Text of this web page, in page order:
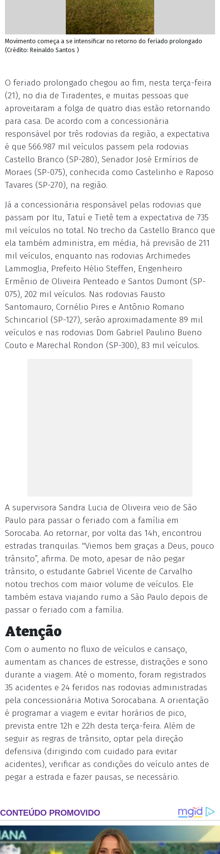
Movimento começa a se intensificar no retorno do feriado prolongado
(Crédito: Reinaldo Santos )
O feriado prolongado chegou ao fim, nesta terça-feira
(21), no dia de Tiradentes, e muitas pessoas que
aproveitaram a folga de quatro dias estão retornando
para casa. De acordo com a concessionária
responsável por três rodovias da região, a expectativa
é que 566.987 mil veículos passem pela rodovias
Castello Branco (SP-280), Senador José Ermírios de
Moraes (SP-075), conhecida como Castelinho e Raposo
Tavares (SP-270), na região.
Já a concessionária responsável pelas rodovias que
passam por Itu, Tatuí e Tietê tem a expectativa de 735
mil veículos no total. No trecho da Castello Branco que
ela também administra, em média, há previsão de 211
mil veículos, enquanto nas rodovias Archimedes
Lammoglia, Prefeito Hélio Steffen, Engenheiro
Ermênio de Oliveira Penteado e Santos Dumont (SP-
075), 202 mil veículos. Nas rodovias Fausto
Santomauro, Cornélio Pires e Antônio Romano
Schincariol (SP-127), serão aproximadamente 89 mil
veículos e nas rodovias Dom Gabriel Paulino Bueno
Couto e Marechal Rondon (SP-300), 83 mil veículos.
A supervisora Sandra Lucia de Oliveira veio de São
Paulo para passar o feriado com a família em
Sorocaba. Ao retornar, por volta das 14h, encontrou
estradas tranquilas. "Viemos bem graças a Deus, pouco
trânsito”, afirma. De moto, apesar de não pegar
trânsito, o estudante Gabriel Vicente de Carvalho
notou trechos com maior volume de veículos. Ele
também estava viajando rumo a São Paulo depois de
passar o feriado com a família.
Atenção
Com o aumento no fluxo de veículos e cansaço,
aumentam as chances de estresse, distrações e sono
durante a viagem. Até o momento, foram registrados
35 acidentes e 24 feridos nas rodovias administradas
pela concessionária Motiva Sorocabana. A orientação
é programar a viagem e evitar horários de pico,
prevista entre 12h e 22h desta terça-feira. Além de
seguir as regras de trânsito, optar pela direção
defensiva (dirigindo com cuidado para evitar
acidentes), verificar as condições do veículo antes de
pegar a estrada e fazer pausas, se necessário.